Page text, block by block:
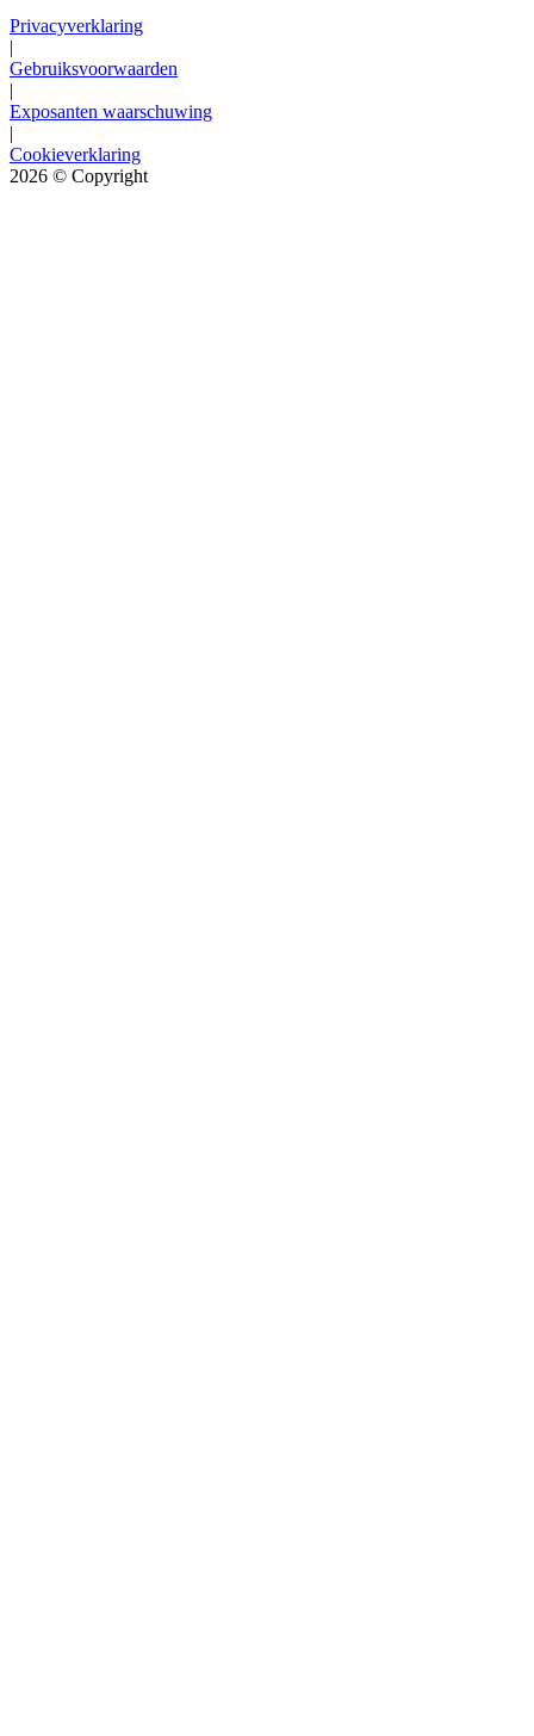
Privacyverklaring
|
Gebruiksvoorwaarden
|
Exposanten waarschuwing
|
Cookieverklaring
2026 © Copyright